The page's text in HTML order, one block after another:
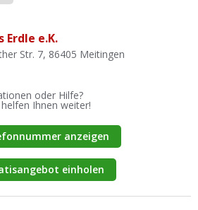
Erdle e.K.
Str. 7, 86405 Meitingen
oder Hilfe?
Ihnen weiter!
anzeigen
einholen